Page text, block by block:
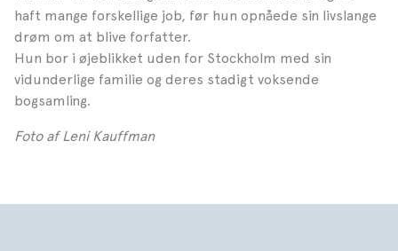
haft mange forskellige job, før hun opnåede sin livslange
drøm om at blive forfatter.
Hun bor i øjeblikket uden for Stockholm med sin
vidunderlige familie og deres stadigt voksende
bogsamling.
Foto af Leni Kauffman